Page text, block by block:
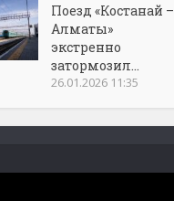
Поезд «Костанай –
Алматы»
экстренно
затормозил...
26.01.2026 11:35